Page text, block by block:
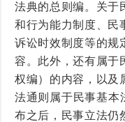
法典的总则编。关于
和行为能力制度、民
诉讼时效制度等的规
容。此外，还有属于
权编）的内容，以及
法通则属于民事基本
布之后，民事立法仍